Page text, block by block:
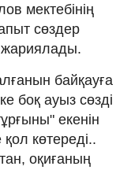
мектебінің
сөздер
жариялады.
байқауға
боқ ауыз сөзді
екенін
көтереді..
оқиғаның